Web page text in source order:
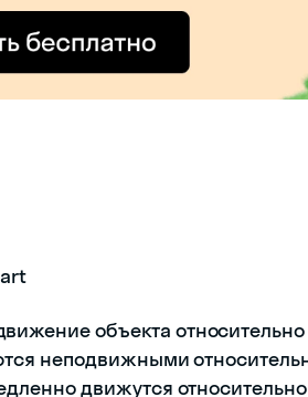
объекта относительно
неподвижными
движутся